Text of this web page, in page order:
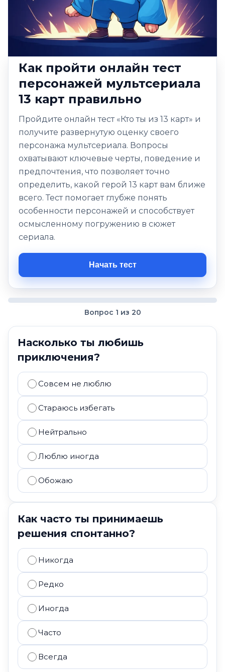
Как пройти онлайн тест
персонажей мультсериала
13 карт правильно
Пройдите онлайн тест «Кто ты из 13 карт» и
получите развернутую оценку своего
персонажа мультсериала. Вопросы
охватывают ключевые черты, поведение и
предпочтения, что позволяет точно
определить, какой герой 13 карт вам ближе
всего. Тест помогает глубже понять
особенности персонажей и способствует
осмысленному погружению в сюжет
сериала.
Начать тест
Вопрос 1 из 20
Насколько ты любишь
приключения?
Совсем не люблю
Стараюсь избегать
Нейтрально
Люблю иногда
Обожаю
Как часто ты принимаешь
решения спонтанно?
Никогда
Редко
Иногда
Часто
Всегда